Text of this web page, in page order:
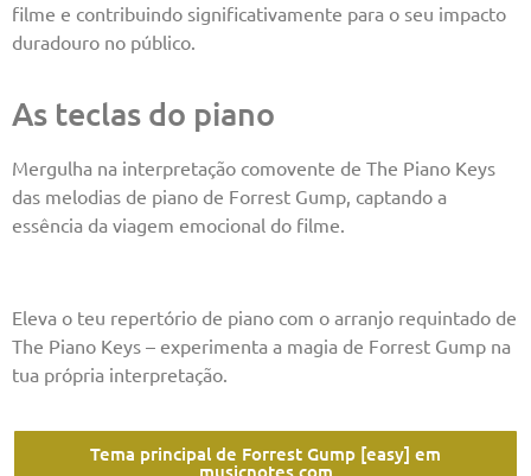
filme e contribuindo significativamente para o seu impacto
duradouro no público.
As teclas do piano
Mergulha na interpretação comovente de The Piano Keys
das melodias de piano de Forrest Gump, captando a
essência da viagem emocional do filme.
Eleva o teu repertório de piano com o arranjo requintado de
The Piano Keys – experimenta a magia de Forrest Gump na
tua própria interpretação.
Tema principal de Forrest Gump [easy] em